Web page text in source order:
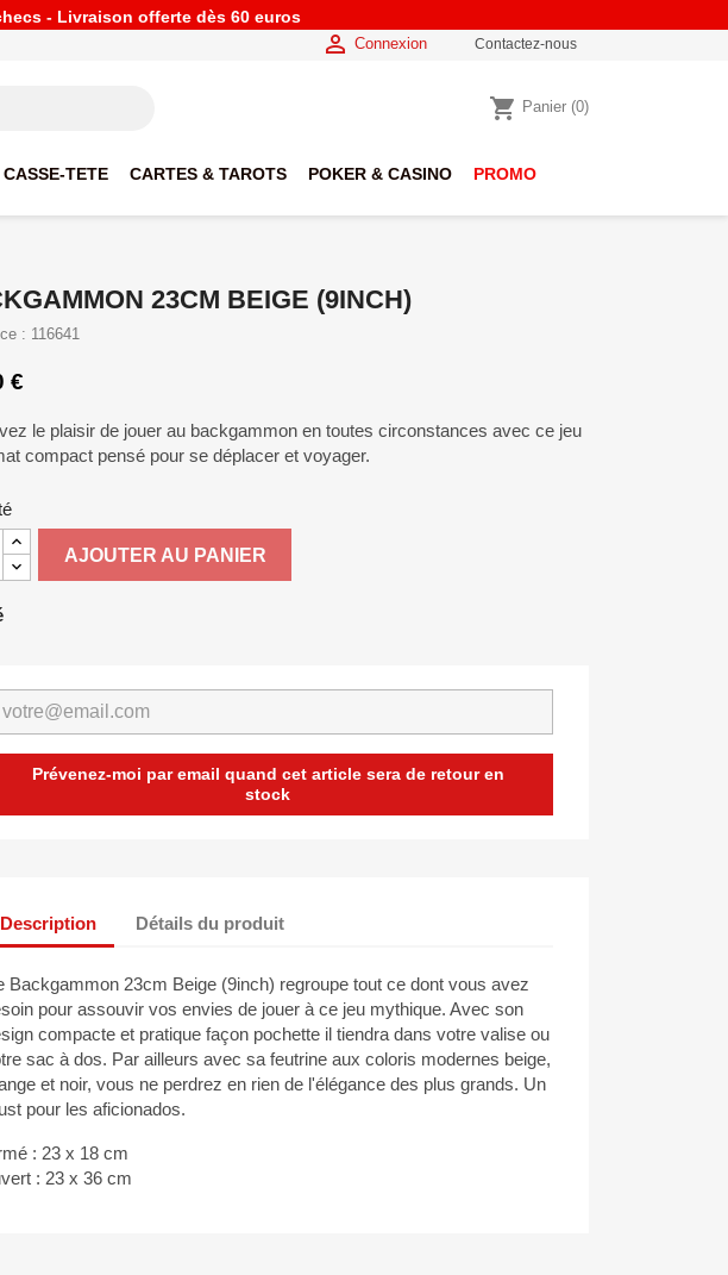
- Livraison offerte dès 60 euros
 Connexion Contactez-nous
shopping_cart Panier (0)
TETE CARTES & TAROTS POKER & CASINO PROMO
23CM BEIGE (9INCH)
: 116641
€
le plaisir de jouer au backgammon en toutes circonstances avec ce jeu
compact pensé pour se déplacer et voyager.
AJOUTER AU PANIER
Prévenez-moi par email quand cet article sera de retour en
stock
Description Détails du produit
Backgammon 23cm Beige (9inch) regroupe tout ce dont vous avez
pour assouvir vos envies de jouer à ce jeu mythique. Avec son
compacte et pratique façon pochette il tiendra dans votre valise ou
sac à dos. Par ailleurs avec sa feutrine aux coloris modernes beige,
et noir, vous ne perdrez en rien de l'élégance des plus grands. Un
pour les aficionados.
: 23 x 18 cm
: 23 x 36 cm